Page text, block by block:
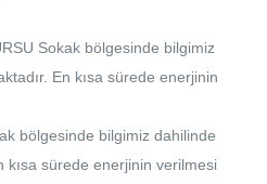
Sokak bölgesinde bilgimiz
En kısa sürede enerjinin
bölgesinde bilgimiz dahilinde
kısa sürede enerjinin verilmesi